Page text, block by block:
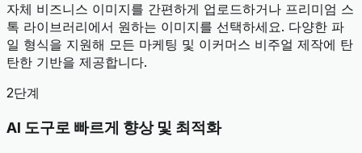
자체 비즈니스 이미지를 간편하게 업로드하거나 프리미엄 스
톡 라이브러리에서 원하는 이미지를 선택하세요. 다양한 파
일 형식을 지원해 모든 마케팅 및 이커머스 비주얼 제작에 탄
탄한 기반을 제공합니다.
2단계
AI 도구로 빠르게 향상 및 최적화